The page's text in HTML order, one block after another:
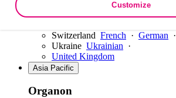
Spain
Switzerland French · German ·
Ukraine Ukrainian ·
United Kingdom
Asia Pacific
Organon
Customize